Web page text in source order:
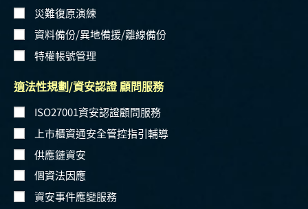
災難復原演練
資料備份/異地備援/離線備份
特權帳號管理
適法性規劃/資安認證 顧問服務
ISO27001資安認證顧問服務
上市櫃資通安全管控指引輔導
供應鏈資安
個資法因應
資安事件應變服務